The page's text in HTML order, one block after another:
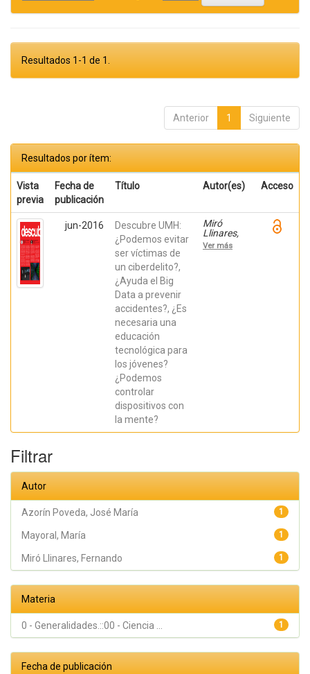
Resultados 1-1 de 1.
Anterior 1 Siguiente
Resultados por ítem:
Vista
previa
Fecha de
publicación
Título Autor(es) Acceso
jun-2016
Descubre UMH:
¿Podemos evitar
ser víctimas de
un ciberdelito?,
¿Ayuda el Big
Data a prevenir
accidentes?, ¿Es
necesaria una
educación
tecnológica para
los jóvenes?
¿Podemos
controlar
dispositivos con
la mente?
Miró
Llinares,
Fernando;
Úbeda
Ver más
Filtrar
Autor
1
Azorín Poveda, José María
1
Mayoral, María
1
Miró Llinares, Fernando
Materia
1
0 - Generalidades.::00 - Ciencia ...
Fecha de publicación